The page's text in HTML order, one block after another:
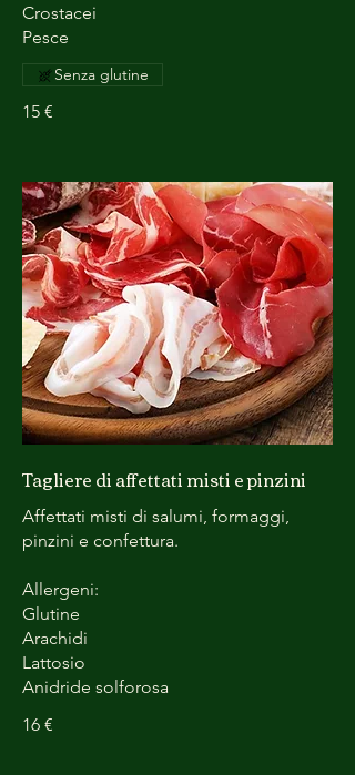
Crostacei
Pesce
15 €
Senza glutine
Tagliere di affettati misti e pinzini
Affettati misti di salumi, formaggi,
pinzini e confettura.
Allergeni:
Glutine
Arachidi
Lattosio
16 €